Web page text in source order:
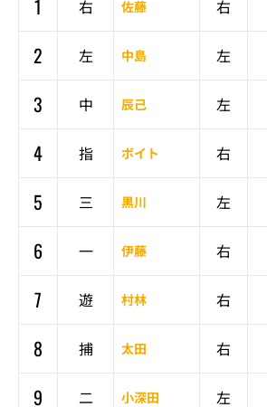
1 右 佐藤 右
2
左 中島 左
3
中 辰己 左
4
指 ボイト 右
5
三 黒川 左
6
一 伊藤 右
7
遊 村林 右
8
捕 太田 右
9
二 小深田 左